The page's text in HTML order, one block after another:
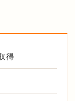
得